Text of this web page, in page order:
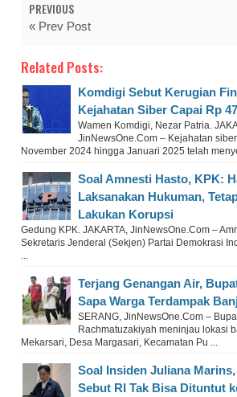
PREVIOUS
« Prev Post
Related Posts:
Komdigi Sebut Kerugian
Kejahatan Siber Capai Rp
Wamen Komdigi, Nezar Patria.
JinNewsOne.Com – Kejahatan
November 2024 hingga Januari 2025 telah menye
Soal Amnesti Hasto, KPK:
Laksanakan Hukuman,
Lakukan Korupsi
Gedung KPK. JAKARTA, JinNewsOne.Com –
Sekretaris Jenderal (Sekjen) Partai Demokrasi
Terjang Genangan Air,
Sapa Warga Terdampak
SERANG, JinNewsOne.Com –
Rachmatuzakiyah meninjau lokasi
Mekarsari, Desa Margasari, Kecamatan Pu ...
Soal Insiden Juliana
Sebut RI Tak Bisa Dituntut